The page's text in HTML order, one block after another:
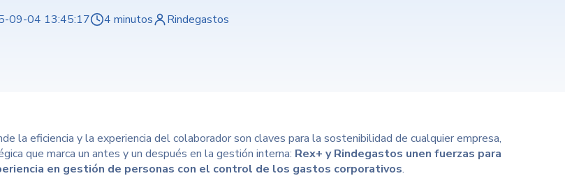
09-04 13:45:17 4 minutos Rindegastos
la eficiencia y la experiencia del colaborador son claves para la sostenibilidad de cualquier empresa,
que marca un antes y un después en la gestión interna: Rex+ y Rindegastos unen fuerzas para
en gestión de personas con el control de los gastos corporativos.